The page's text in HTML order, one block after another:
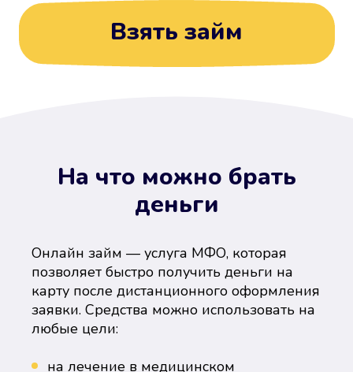
Взять займ
На что можно брать
деньги
Онлайн займ — услуга МФО, которая
позволяет быстро получить деньги на
карту после дистанционного оформления
заявки. Средства можно использовать на
любые цели:
на лечение в медицинском